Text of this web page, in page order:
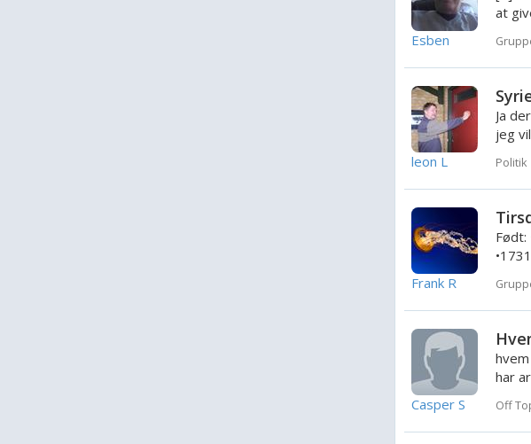
Esben
at
leon L
Ja
jeg
Politik
Frank R
Født:
Casper S
har
Off